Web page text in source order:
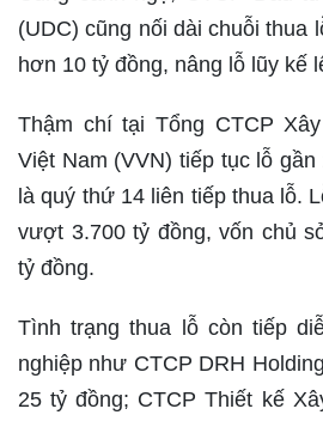
(UDC) cũng nối dài chuỗi thua
hơn 10 tỷ đồng, nâng lỗ lũy kế
Thậm chí tại Tổng CTCP
Việt Nam (VVN) tiếp tục lỗ
là quý thứ 14 liên tiếp thua lỗ.
vượt 3.700 tỷ đồng, vốn chủ
tỷ đồng.
Tình trạng thua lỗ còn tiếp
nghiệp như CTCP DRH
25 tỷ đồng; CTCP Thiết kế